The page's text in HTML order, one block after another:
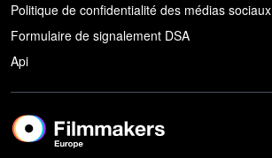
Politique de confidentialité des médias sociaux
Formulaire de signalement DSA
Api